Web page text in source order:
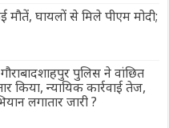
घायलों से मिले पीएम मोदी;
पुलिस ने वांछित
किया, न्यायिक कार्रवाई तेज,
लगातार जारी ?